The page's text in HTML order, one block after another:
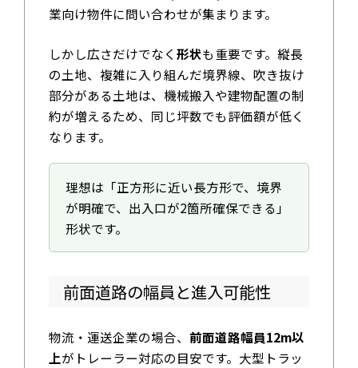
業向け物件に問い合わせが集まります。
しかし広さだけでなく 形状も重要です。縦長
の土地、複雑に入り組んだ境界線、吹き抜け
部分がある土地は、機械搬入や建物配置の制
約が増えるため、同じ坪数でも評価額が低く
なります。
理想は「正方形に近い長方形で、境界
が明確で、出入口が2箇所確保できる」
形状です。
前面道路の幅員と進入可能性
物流・運送企業の場合、 前面道路幅員12m以
上がトレーラー対応の目安です。大型トラッ